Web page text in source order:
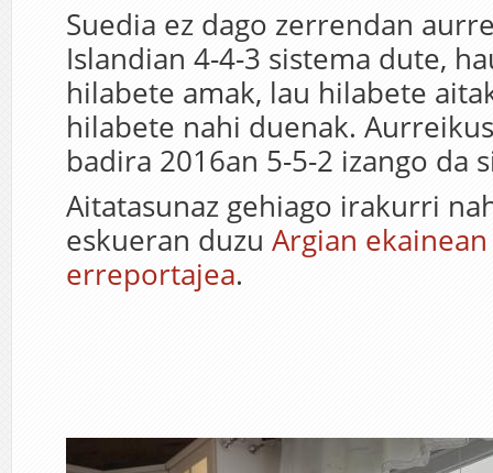
Suedia ez dago zerrendan
Islandian 4-4-3 sistema dute,
hilabete amak, lau hilabete
hilabete nahi duenak.
badira 2016an 5-5-2 izango da
Aitatasunaz gehiago irakurri
eskueran duzu Argian
erreportajea.